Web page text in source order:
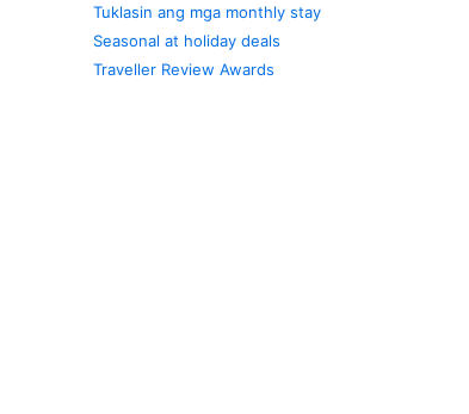
Tuklasin ang mga monthly stay
Seasonal at holiday deals
Traveller Review Awards